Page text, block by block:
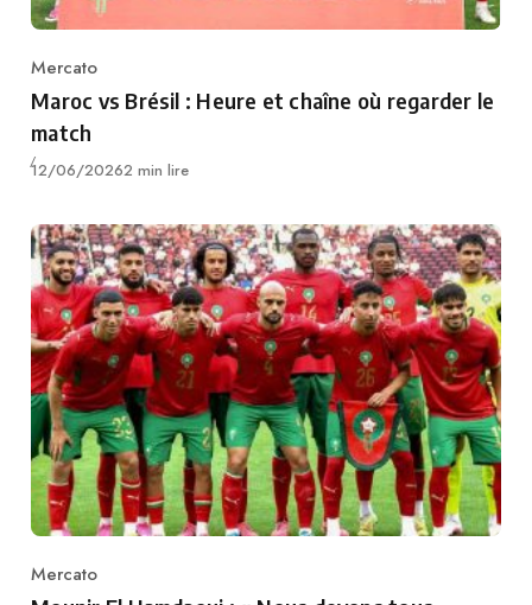
Category
Mercato
Maroc vs Brésil : Heure et chaîne où regarder le
match
Publié
12/06/20262 min lire
Category
Mercato